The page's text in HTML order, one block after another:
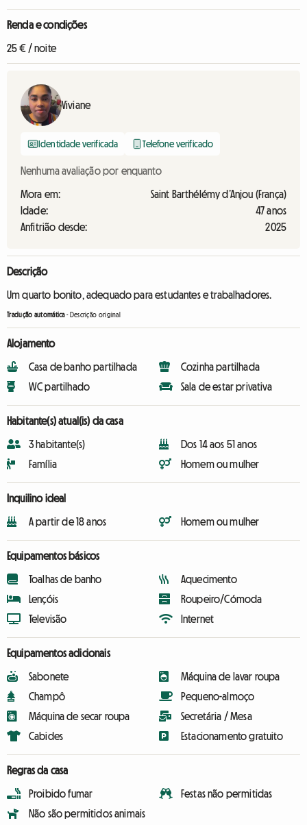
Renda e condições
25 € / noite
Viviane
Identidade verificada Telefone verificado
Nenhuma avaliação por enquanto
Mora em:
Saint Barthélémy d’Anjou (França)
Idade:
47 anos
Anfitrião desde:
2025
Descrição
Um quarto bonito, adequado para estudantes e trabalhadores.
Tradução automática- Descrição original
Alojamento
Casa de banho partilhada
WC partilhado
Cozinha partilhada
Sala de estar privativa
Habitante(s) atual(is) da casa
3 habitante(s)
Família
Dos 14 aos 51 anos
Homem ou mulher
Inquilino ideal
A partir de 18 anos Homem ou mulher
Equipamentos básicos
Toalhas de banho
Lençóis
Televisão
Aquecimento
Roupeiro/Cómoda
Internet
Equipamentos adicionais
Sabonete
Champô
Máquina de secar roupa
Cabides
Máquina de lavar roupa
Pequeno-almoço
Secretária / Mesa
Estacionamento gratuito
Regras da casa
Proibido fumar
Não são permitidos animais
Festas não permitidas